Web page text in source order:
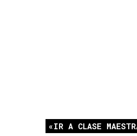
IR A CLASE